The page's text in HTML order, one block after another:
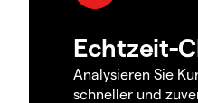
Echtzeit-
Analysieren Sie
schneller und